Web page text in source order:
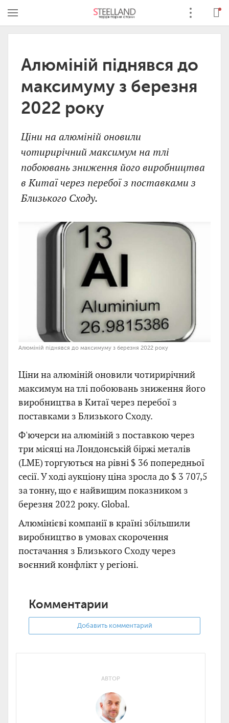
Алюміній піднявся до
максимуму з березня
2022 року
Ціни на алюміній оновили
чотирирічний максимум на тлі
побоювань зниження його виробництва
в Китаї через перебої з поставками з
Близького Сходу.
Алюміній піднявся до максимуму з березня 2022 року
Ціни на алюміній оновили чотирирічний
максимум на тлі побоювань зниження його
виробництва в Китаї через перебої з
поставками з Близького Сходу.
Ф'ючерси на алюміній з поставкою через
три місяці на Лондонській біржі металів
(LME) торгуються на рівні $ 36 попередньої
сесії. У ході аукціону ціна зросла до $ 3 707,5
за тонну, що є найвищим показником з
березня 2022 року. Global.
Алюмінієві компанії в країні збільшили
виробництво в умовах скорочення
постачання з Близького Сходу через
воєнний конфлікт у регіоні.
Комментарии
Добавить комментарий
АВТОР